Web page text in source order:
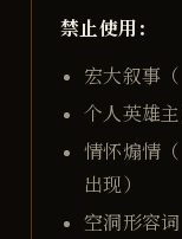
禁止使用：
宏大叙事
个人英雄
情怀煽情
出现）
空洞形容